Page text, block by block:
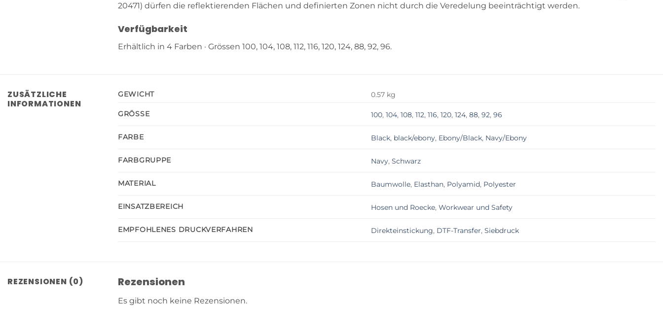
20471) dürfen die reflektierenden Flächen und definierten Zonen nicht durch die Veredelung beeinträchtigt werden.
Verfügbarkeit
Erhältlich in 4 Farben · Grössen 100, 104, 108, 112, 116, 120, 124, 88, 92, 96.
ZUSÄTZLICHE
INFORMATIONEN
GEWICHT 0.57 kg
GRÖSSE 100,104,108,112,116,120,124,88,92,96
FARBE Black, black/ebony, Ebony/Black, Navy/Ebony
FARBGRUPPE Navy,Schwarz
MATERIAL Baumwolle, Elasthan, Polyamid, Polyester
EINSATZBEREICH Hosen und Roecke,Workwear und Safety
EMPFOHLENES DRUCKVERFAHREN Direkteinstickung, DTF-Transfer,Siebdruck
REZENSIONEN (0) Rezensionen
Es gibt noch keine Rezensionen.